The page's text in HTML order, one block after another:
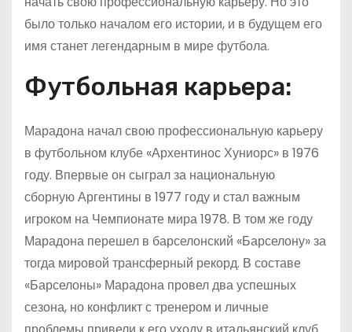
было только началом его истории, и в будущем его
имя станет легендарным в мире футбола.
Футбольная карьера:
Марадона начал свою профессиональную карьеру
в футбольном клубе «Архентинос Хуниорс» в 1976
году. Впервые он сыграл за национальную
сборную Аргентины в 1977 году и стал важным
игроком на Чемпионате мира 1978. В том же году
Марадона перешел в барселонский «Барселону» за
тогда мировой трансферный рекорд. В составе
«Барселоны» Марадона провел два успешных
сезона, но конфликт с тренером и личные